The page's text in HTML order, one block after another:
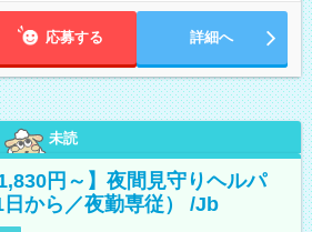
応募する 詳細へ
未読
円～】夜間見守りヘルパ
日から／夜勤専従） /Jb